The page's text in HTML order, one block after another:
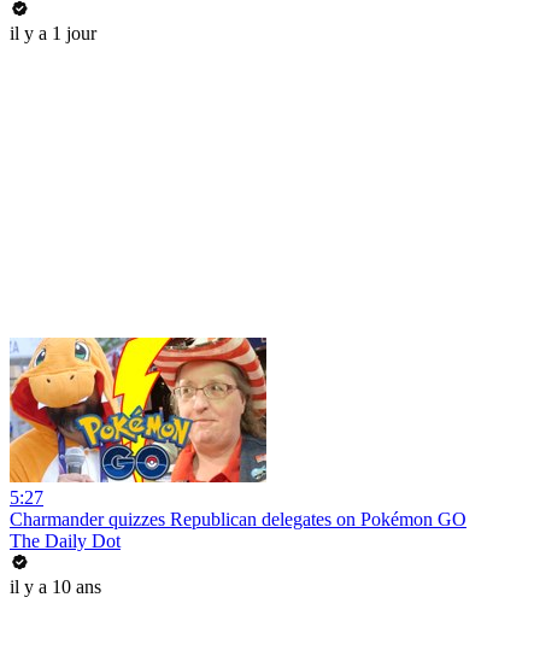
il y a 1 jour
5:27
Charmander quizzes Republican delegates on Pokémon GO
The Daily Dot
il y a 10 ans